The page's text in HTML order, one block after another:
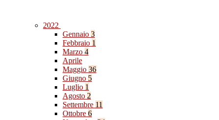
2022
Gennaio 3
Febbraio 1
Marzo 4
Aprile
Maggio 36
Giugno 5
Luglio 1
Agosto 2
Settembre 11
Ottobre 6